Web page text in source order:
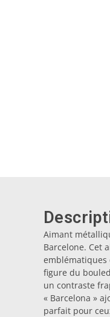
Aimant
Barcelone. Cet
emblématiques
figure du
un contraste
« Barcelona »
parfait pour